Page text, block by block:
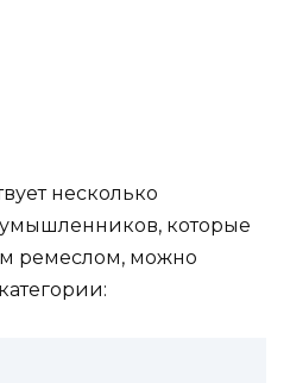
несколько
которые
ремеслом, можно